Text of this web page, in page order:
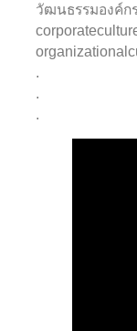
วัฒนธรรมองค์ก
.
.
.